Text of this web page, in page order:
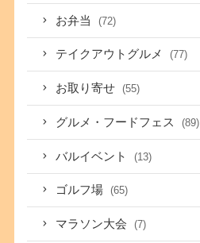
お弁当 (72)
テイクアウトグルメ (77)
お取り寄せ (55)
グルメ・フードフェス (89)
バルイベント (13)
ゴルフ場 (65)
マラソン大会 (7)